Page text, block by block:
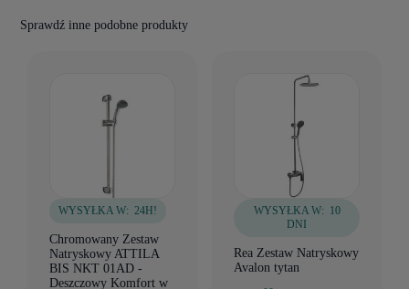
Sprawdź inne podobne produkty
WYSYŁKA W: 24H!
Chromowany Zestaw
Natryskowy ATTILA
BIS NKT 01AD -
Deszczowy Komfort w
WYSYŁKA W: 10
DNI
Rea Zestaw Natryskowy
Avalon tytan